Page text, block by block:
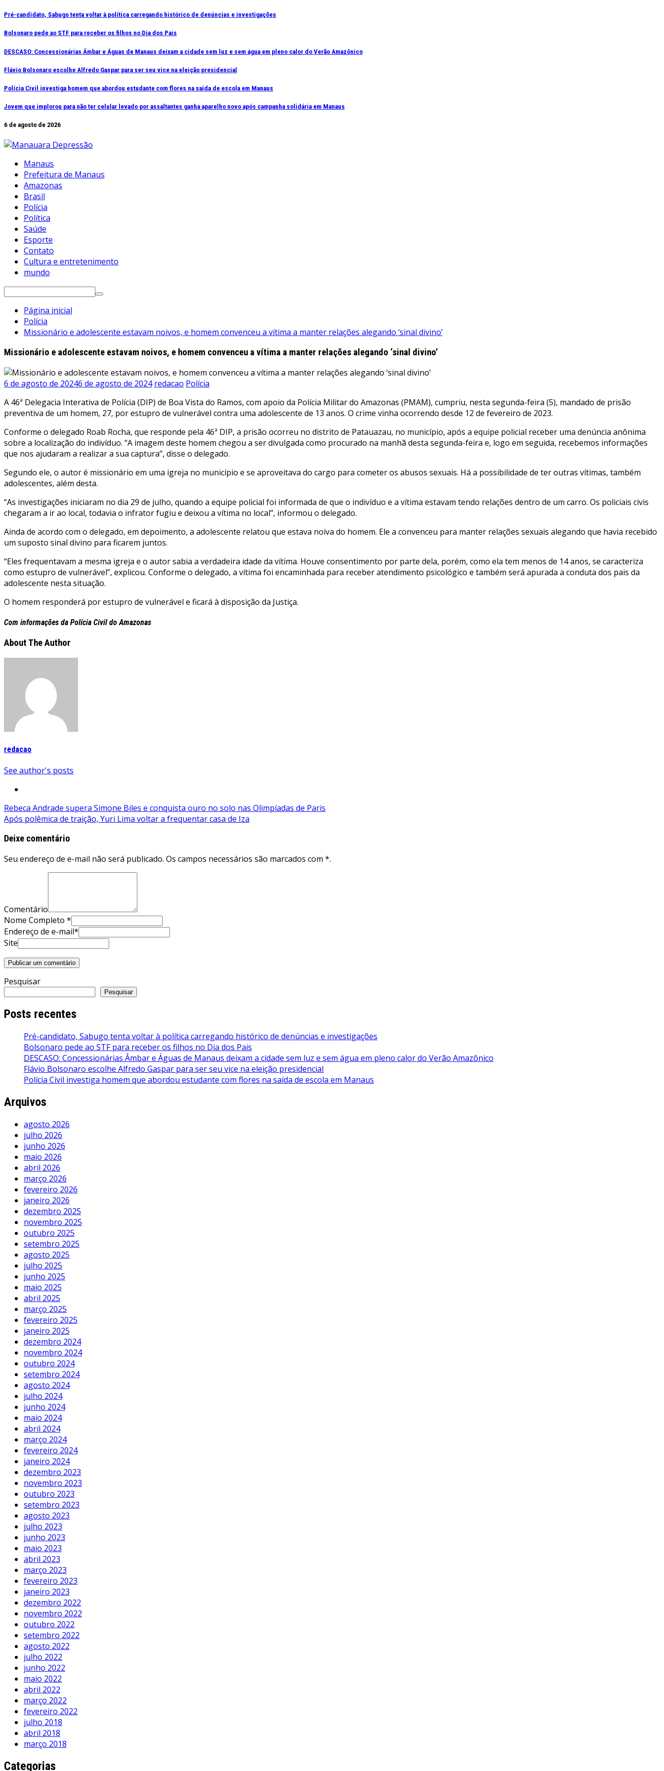
Ir
o
conteúdo
Pré-candidato, Sabugo tenta voltar à política carregando histórico de denúncias e investigações
Bolsonaro pede ao STF para receber os filhos no Dia dos Pais
DESCASO: Concessionárias Âmbar e Águas de Manaus deixam a cidade sem luz e sem água em pleno calor do Verão Amazônico
Flávio Bolsonaro escolhe Alfredo Gaspar para ser seu vice na eleição presidencial
Polícia Civil investiga homem que abordou estudante com flores na saída de escola em Manaus
Jovem que implorou para não ter celular levado por assaltantes ganha aparelho novo após campanha solidária em Manaus
6 de agosto de 2026
Manaus
Prefeitura de Manaus
Amazonas
Brasil
Polícia
Política
Saúde
Esporte
Contato
Cultura e entretenimento
mundo
Pesquisar
Página inicial
Polícia
Missionário e adolescente estavam noivos, e homem convenceu a vítima a manter relações alegando ‘sinal divino’
Missionário e adolescente estavam noivos, e homem convenceu a vítima a manter relações alegando ‘sinal divino’
6 de agosto de 20246 de agosto de 2024 redacao Polícia
A 46ª Delegacia Interativa de Polícia (DIP) de Boa Vista do Ramos, com apoio da Polícia Militar do Amazonas (PMAM), cumpriu, nesta segunda-feira (5), mandado de prisão
preventiva de um homem, 27, por estupro de vulnerável contra uma adolescente de 13 anos. O crime vinha ocorrendo desde 12 de fevereiro de 2023.
Conforme o delegado Roab Rocha, que responde pela 46ª DIP, a prisão ocorreu no distrito de Patauazau, no município, após a equipe policial receber uma denúncia anônima
sobre a localização do indivíduo. “A imagem deste homem chegou a ser divulgada como procurado na manhã desta segunda-feira e, logo em seguida, recebemos informações
que nos ajudaram a realizar a sua captura”, disse o delegado.
Segundo ele, o autor é missionário em uma igreja no município e se aproveitava do cargo para cometer os abusos sexuais. Há a possibilidade de ter outras vítimas, também
adolescentes, além desta.
“As investigações iniciaram no dia 29 de julho, quando a equipe policial foi informada de que o indivíduo e a vítima estavam tendo relações dentro de um carro. Os policiais civis
chegaram a ir ao local, todavia o infrator fugiu e deixou a vítima no local”, informou o delegado.
Ainda de acordo com o delegado, em depoimento, a adolescente relatou que estava noiva do homem. Ele a convenceu para manter relações sexuais alegando que havia recebido
um suposto sinal divino para ficarem juntos.
“Eles frequentavam a mesma igreja e o autor sabia a verdadeira idade da vítima. Houve consentimento por parte dela, porém, como ela tem menos de 14 anos, se caracteriza
como estupro de vulnerável”, explicou. Conforme o delegado, a vítima foi encaminhada para receber atendimento psicológico e também será apurada a conduta dos pais da
adolescente nesta situação.
O homem responderá por estupro de vulnerável e ficará à disposição da Justiça.
Com informações da Polícia Civil do Amazonas
About The Author
redacao
See author's posts
Navegação
de
Post
Rebeca Andrade supera Simone Biles e conquista ouro no solo nas Olimpíadas de Paris
Após polêmica de traição, Yuri Lima voltar a frequentar casa de Iza
Deixe comentário
Seu endereço de e-mail não será publicado. Os campos necessários são marcados com *.
Comentário
Nome Completo *
Endereço de e-mail*
Site
Pesquisar
Pesquisar
Posts recentes
Pré-candidato, Sabugo tenta voltar à política carregando histórico de denúncias e investigações
Bolsonaro pede ao STF para receber os filhos no Dia dos Pais
DESCASO: Concessionárias Âmbar e Águas de Manaus deixam a cidade sem luz e sem água em pleno calor do Verão Amazônico
Flávio Bolsonaro escolhe Alfredo Gaspar para ser seu vice na eleição presidencial
Polícia Civil investiga homem que abordou estudante com flores na saída de escola em Manaus
Arquivos
agosto 2026
julho 2026
junho 2026
maio 2026
abril 2026
março 2026
fevereiro 2026
janeiro 2026
dezembro 2025
novembro 2025
outubro 2025
setembro 2025
agosto 2025
julho 2025
junho 2025
maio 2025
abril 2025
março 2025
fevereiro 2025
janeiro 2025
dezembro 2024
novembro 2024
outubro 2024
setembro 2024
agosto 2024
julho 2024
junho 2024
maio 2024
abril 2024
março 2024
fevereiro 2024
janeiro 2024
dezembro 2023
novembro 2023
outubro 2023
setembro 2023
agosto 2023
julho 2023
junho 2023
maio 2023
abril 2023
março 2023
fevereiro 2023
janeiro 2023
dezembro 2022
novembro 2022
outubro 2022
setembro 2022
agosto 2022
julho 2022
junho 2022
maio 2022
abril 2022
março 2022
fevereiro 2022
julho 2018
abril 2018
março 2018
Categorias